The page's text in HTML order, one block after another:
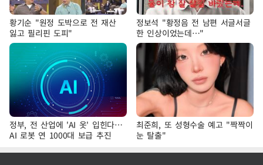
황기순 "원정 도박으로 전 재산
잃고 필리핀 도피"
정보석 "황정음 전 남편 서글서글
한 인상이었는데…"
정부, 전 산업에 'AI 옷' 입힌다…
AI 로봇 연 1000대 보급 추진
최준희, 또 성형수술 예고 "짝짝이
눈 탈출"